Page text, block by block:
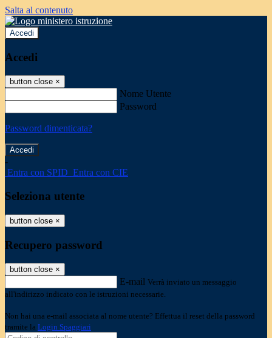
Salta al contenuto
Accedi
Accedi
button close ×
Nome Utente
Password
Password dimenticata?
-
Entra con SPID Entra con CIE
Seleziona utente
button close ×
Recupero password
button close ×
E-mail Verrà inviato un messaggio
all'indirizzo indicato con le istruzioni necessarie.
Non hai una e-mail associata al nome utente? Effettua il reset della password
tramite la Login Spaggiari